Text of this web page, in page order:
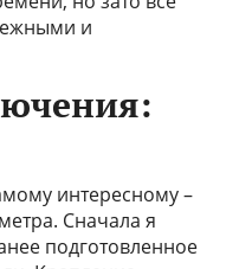
и
интересному –
Сначала я
подготовленное